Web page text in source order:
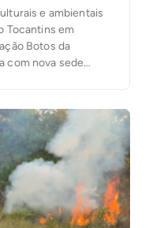
e ambientais
Tocantins em
Botos da
com nova sede
e valorização